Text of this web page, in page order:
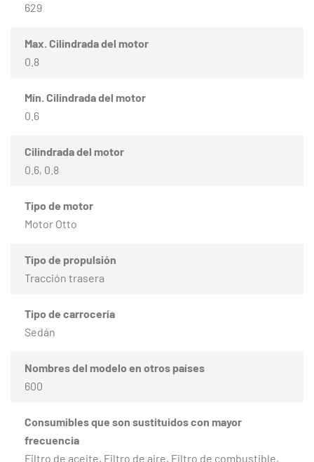
629
Max. Cilindrada del motor
0.8
Mín. Cilindrada del motor
0.6
Cilindrada del motor
0.6, 0.8
Tipo de motor
Motor Otto
Tipo de propulsión
Tracción trasera
Tipo de carrocería
Sedán
Nombres del modelo en otros países
600
Consumibles que son sustituidos con mayor
frecuencia
Filtro de aceite, Filtro de aire, Filtro de combustible,